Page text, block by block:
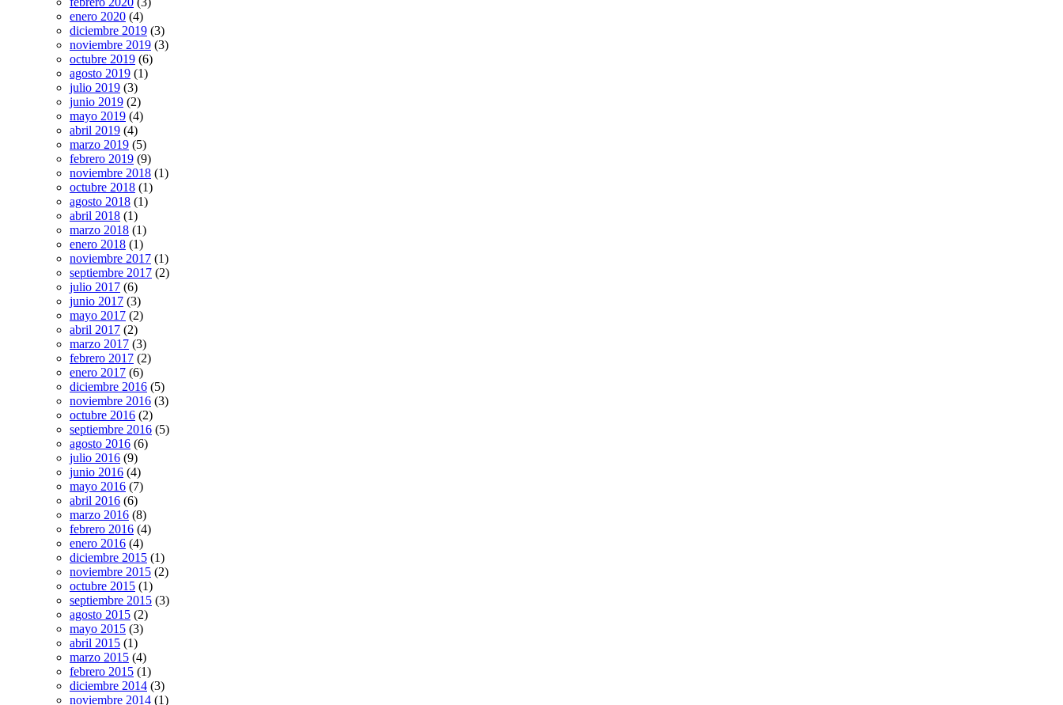
enero 2020 (4)
diciembre 2019 (3)
noviembre 2019 (3)
octubre 2019 (6)
agosto 2019 (1)
julio 2019 (3)
junio 2019 (2)
mayo 2019 (4)
abril 2019 (4)
marzo 2019 (5)
febrero 2019 (9)
noviembre 2018 (1)
octubre 2018 (1)
agosto 2018 (1)
abril 2018 (1)
marzo 2018 (1)
enero 2018 (1)
noviembre 2017 (1)
septiembre 2017 (2)
julio 2017 (6)
junio 2017 (3)
mayo 2017 (2)
abril 2017 (2)
marzo 2017 (3)
febrero 2017 (2)
enero 2017 (6)
diciembre 2016 (5)
noviembre 2016 (3)
octubre 2016 (2)
septiembre 2016 (5)
agosto 2016 (6)
julio 2016 (9)
junio 2016 (4)
mayo 2016 (7)
abril 2016 (6)
marzo 2016 (8)
febrero 2016 (4)
enero 2016 (4)
diciembre 2015 (1)
noviembre 2015 (2)
octubre 2015 (1)
septiembre 2015 (3)
agosto 2015 (2)
mayo 2015 (3)
abril 2015 (1)
marzo 2015 (4)
febrero 2015 (1)
diciembre 2014 (3)
noviembre 2014 (1)